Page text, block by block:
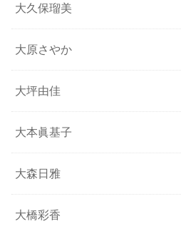
大久保瑠美
大原さやか
大坪由佳
大本眞基子
大森日雅
大橋彩香